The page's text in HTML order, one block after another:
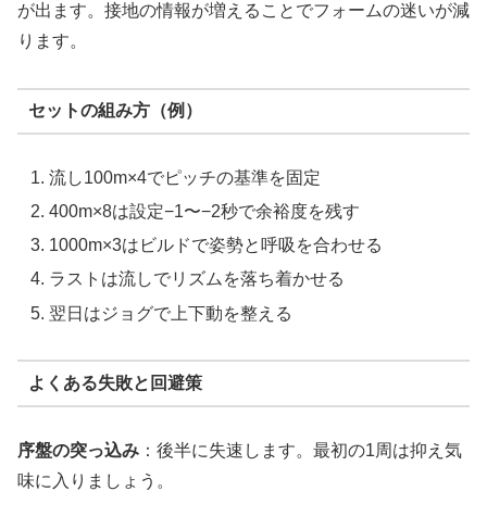
が出ます。接地の情報が増えることでフォームの迷いが減
ります。
セットの組み方（例）
流し100m×4でピッチの基準を固定
400m×8は設定−1〜−2秒で余裕度を残す
1000m×3はビルドで姿勢と呼吸を合わせる
ラストは流しでリズムを落ち着かせる
翌日はジョグで上下動を整える
よくある失敗と回避策
序盤の突っ込み ：後半に失速します。最初の1周は抑え気
味に入りましょう。